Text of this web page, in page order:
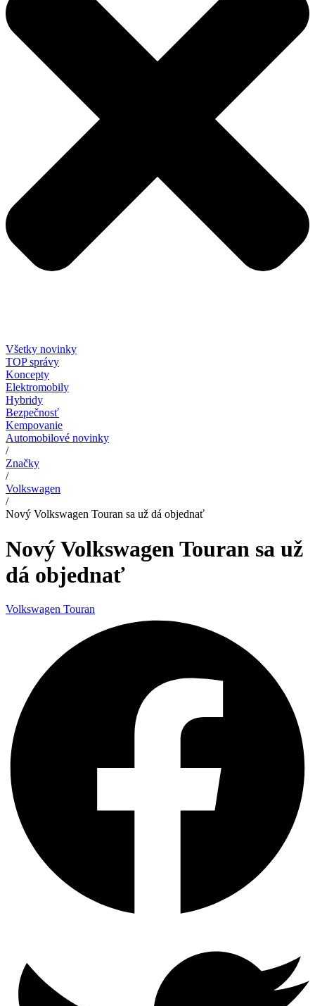
Všetky novinky
TOP správy
Koncepty
Elektromobily
Hybridy
Bezpečnosť
Kempovanie
Automobilové novinky
/
Značky
/
Volkswagen
/
Nový Volkswagen Touran sa už dá objednať
Nový Volkswagen Touran sa už
dá objednať
Volkswagen Touran